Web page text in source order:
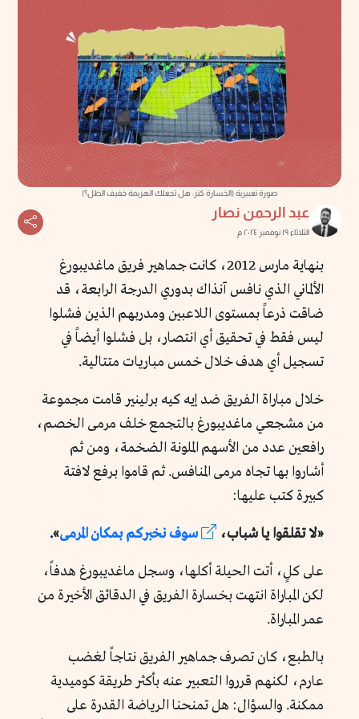
صورة تعبيرية (الخسارة كنز: هل تجعلك الهزيمة خفيف الظل؟)
عبد الرحمن نصار
الثلاثاء ١٩ نوفمبر ٢٠٢٤ م
بنهاية مارس 2012، كانت جماهير فريق ماغديبورغ
الألماني الذي نافس آنذاك بدوري الدرجة الرابعة، قد
ضاقت ذرعاً بمستوى اللاعبين ومدربهم الذين فشلوا
ليس فقط في تحقيق أي انتصار، بل فشلوا أيضاً في
تسجيل أي هدف خلال خمس مباريات متتالية.
خلال مباراة الفريق ضد إيه كيه برلينير قامت مجموعة
من مشجعي ماغديبورغ بالتجمع خلف مرمى الخصم،
رافعين عدد من الأسهم الملونة الضخمة، ومن ثم
أشاروا بها تجاه مرمى المنافس. ثم قاموا برفع لافتة
كبيرة كتب عليها:
«لا تقلقوا يا شباب، سوف نخبركم بمكان المرمى».
على كلٍ، أتت الحيلة أكلها، وسجل ماغديبورغ هدفاً،
لكن المباراة انتهت بخسارة الفريق في الدقائق الأخيرة من
عمر المباراة.
بالطبع، كان تصرف جماهير الفريق نتاجاً لغضب
عارم، لكنهم قرروا التعبير عنه بأكثر طريقة كوميدية
ممكنة. والسؤال: هل تمنحنا الرياضة القدرة على